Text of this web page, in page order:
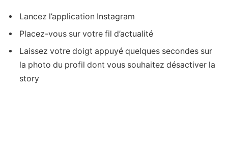
Lancez l’application Instagram
Placez-vous sur votre fil d’actualité
Laissez votre doigt appuyé quelques secondes sur
la photo du profil dont vous souhaitez désactiver la
story